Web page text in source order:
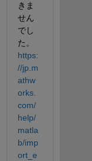
きま
せん
でし
た。
https:
//jp.m
athw
orks.
com/
help/
matla
b/imp
ort_e